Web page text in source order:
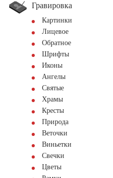
Гравировка
Картинки
Лицевое
Обратное
Шрифты
Иконы
Ангелы
Святые
Храмы
Кресты
Природа
Веточки
Виньетки
Свечки
Цветы